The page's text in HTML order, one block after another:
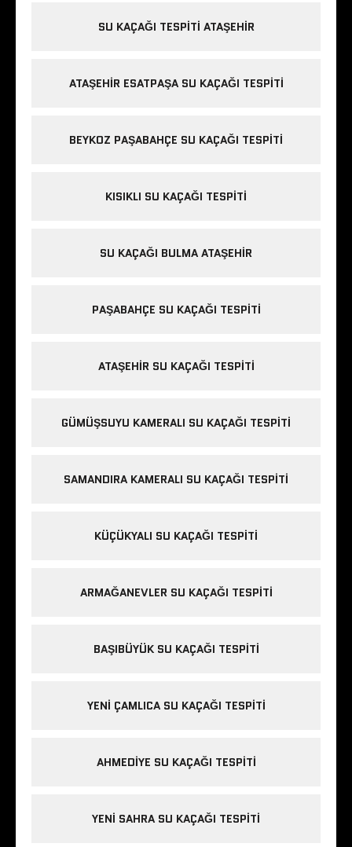
SU KAÇAĞI TESPITI ATAŞEHIR
ATAŞEHIR ESATPAŞA SU KAÇAĞI TESPITI
BEYKOZ PAŞABAHÇE SU KAÇAĞI TESPITI
KISIKLI SU KAÇAĞI TESPITI
SU KAÇAĞI BULMA ATAŞEHIR
PAŞABAHÇE SU KAÇAĞI TESPITI
ATAŞEHIR SU KAÇAĞI TESPITI
GÜMÜŞSUYU KAMERALI SU KAÇAĞI TESPITI
SAMANDIRA KAMERALI SU KAÇAĞI TESPITI
KÜÇÜKYALI SU KAÇAĞI TESPITI
ARMAĞANEVLER SU KAÇAĞI TESPITI
BAŞIBÜYÜK SU KAÇAĞI TESPITI
YENI ÇAMLICA SU KAÇAĞI TESPITI
AHMEDIYE SU KAÇAĞI TESPITI
YENI SAHRA SU KAÇAĞI TESPITI